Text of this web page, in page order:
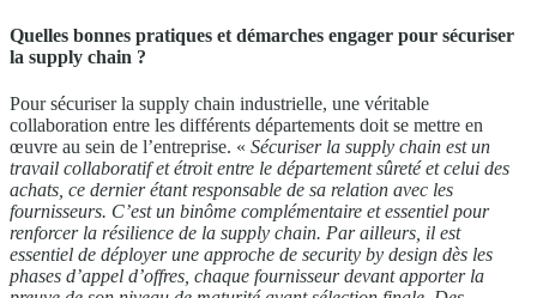
Quelles bonnes pratiques et démarches engager pour sécuriser
la supply chain ?
Pour sécuriser la supply chain industrielle, une véritable
collaboration entre les différents départements doit se mettre en
œuvre au sein de l’entreprise. « Sécuriser la supply chain est un
travail collaboratif et étroit entre le département sûreté et celui des
achats, ce dernier étant responsable de sa relation avec les
fournisseurs. C’est un binôme complémentaire et essentiel pour
renforcer la résilience de la supply chain. Par ailleurs, il est
essentiel de déployer une approche de security by design dès les
phases d’appel d’offres, chaque fournisseur devant apporter la